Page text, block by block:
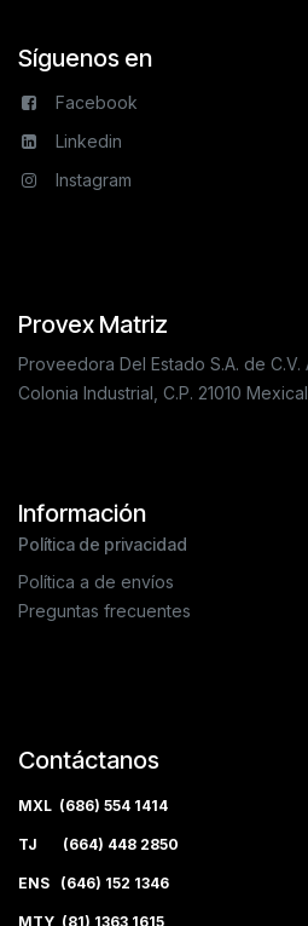
Síguenos en
Facebook
Linkedin
Instagram
Provex Matriz
Proveedora Del Estado S.A. de C.V.
Colonia Industrial, C.P. 21010
Información
Política de privacidad
Política a de envíos
Preguntas frecuentes
Contáctanos
MXL (686) 554 1414
TJ (664) 448 2850
ENS (646) 152 1346
MTY (81) 1363 1615